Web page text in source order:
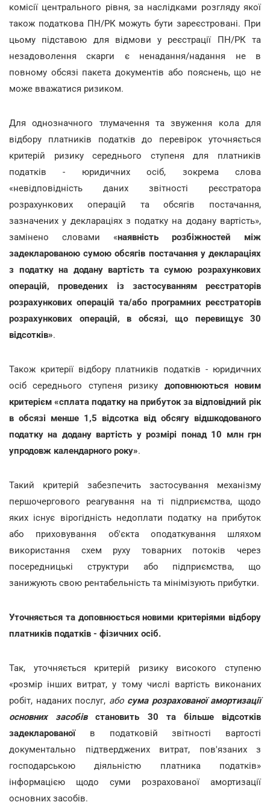
комісії центрального рівня, за наслідками розгляду якої
також податкова ПН/РК можуть бути зареєстровані. При
цьому підставою для відмови у реєстрації ПН/РК та
незадоволення скарги є ненадання/надання не в
повному обсязі пакета документів або пояснень, що не
може вважатися ризиком.
Для однозначного тлумачення та звуження кола для
відбору платників податків до перевірок уточняється
критерій ризику середнього ступеня для платників
податків - юридичних осіб, зокрема слова
«невідповідність даних звітності реєстратора
розрахункових операцій та обсягів постачання,
зазначених у деклараціях з податку на додану вартість»,
замінено словами «наявність розбіжностей між
задекларованою сумою обсягів постачання у деклараціях
з податку на додану вартість та сумою розрахункових
операцій, проведених із застосуванням реєстраторів
розрахункових операцій та/або програмних реєстраторів
розрахункових операцій, в обсязі, що перевищує 30
відсотків».
Також критерії відбору платників податків - юридичних
осіб середнього ступеня ризику доповнюються новим
критерієм «сплата податку на прибуток за відповідний рік
в обсязі менше 1,5 відсотка від обсягу відшкодованого
податку на додану вартість у розмірі понад 10 млн грн
упродовж календарного року».
Такий критерій забезпечить застосування механізму
першочергового реагування на ті підприємства, щодо
яких існує вірогідність недоплати податку на прибуток
або приховування об'єкта оподаткування шляхом
використання схем руху товарних потоків через
посередницькі структури або підприємства, що
занижують свою рентабельність та мінімізують прибутки.
Уточняється та доповнюється новими критеріями відбору
платників податків - фізичних осіб.
Так, уточняється критерій ризику високого ступеню
«розмір інших витрат, у тому числі вартість виконаних
робіт, наданих послуг, абосума розрахованої амортизації
основних засобівстановить 30 та більше відсотків
задекларованоїв податковій звітності вартості
документально підтверджених витрат, пов'язаних з
господарською діяльністю платника податків»
інформацією щодо суми розрахованої амортизації
основних засобів.